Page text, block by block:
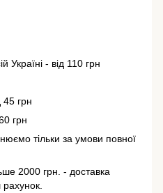
Україні - від 110 грн
45 грн
грн
тільки за умови повної
2000 грн. - доставка